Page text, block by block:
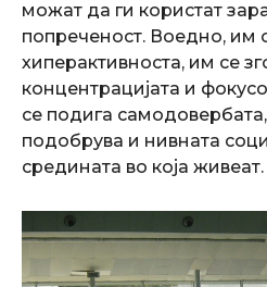
можат да ги користат
попреченост. Воедно, им
хиперактивноста, им се
концентрацијата и
се подига
подобрува и нивната
средината во која живеат.